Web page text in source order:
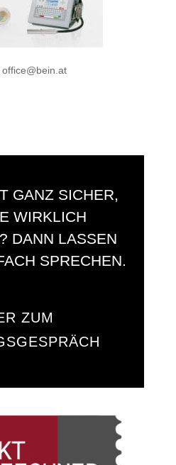
office@bein.at
GANZ SICHER,
WIRKLICH
DANN LASSEN
SPRECHEN.
ZUM